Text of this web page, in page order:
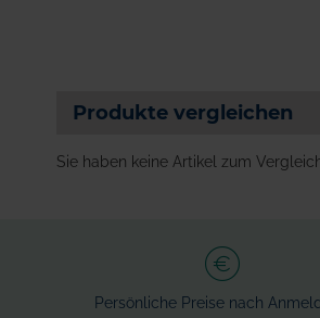
Produkte vergleichen
Sie haben keine Artikel zum
Persönliche Preise nach